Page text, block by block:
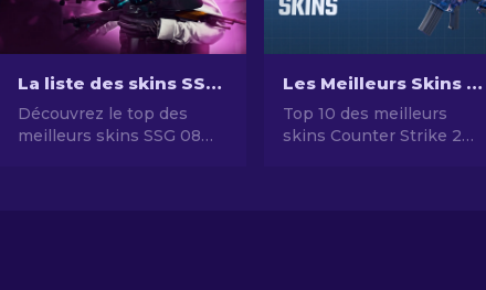
La liste des skins SSG 08 dans CS2 [2026]
Découvrez le top des
meilleurs skins SSG 08
Les Meilleurs Skins Bon Marché dans CS2 [2026]
Top 10 des meilleurs
skins Counter Strike 2